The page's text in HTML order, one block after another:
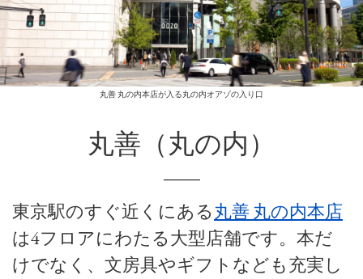
丸善 丸の内本店が入る丸の内オアゾの入り口
丸善（丸の内）
東京駅のすぐ近くにある丸善 丸の内本店
は4フロアにわたる大型店舗です。本だ
けでなく、文房具やギフトなども充実し